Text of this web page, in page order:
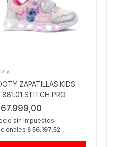
ZAPATILLAS KIDS -
STITCH PRO
sin Impuestos
$ 56.197,52